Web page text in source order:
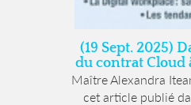
(19 Sept. 2025)
du contrat Cloud
Maître Alexandra
cet article publié